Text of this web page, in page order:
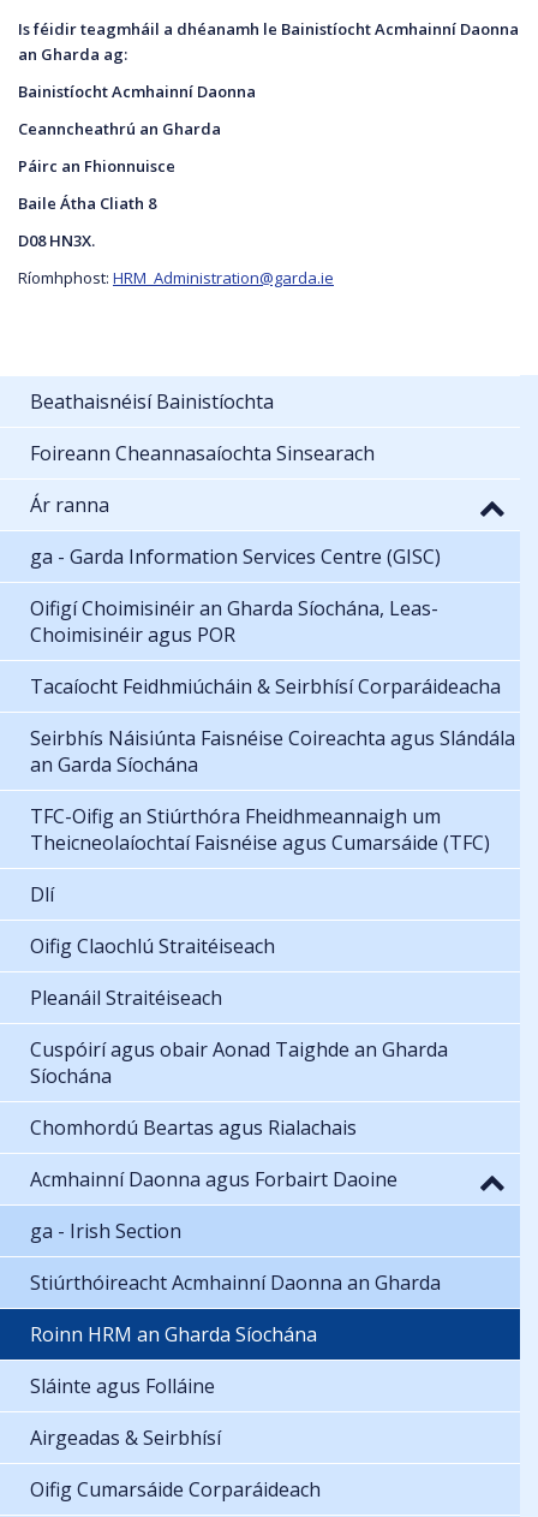
Is féidir teagmháil a dhéanamh le Bainistíocht Acmhainní Daonna
an Gharda ag:
Bainistíocht Acmhainní Daonna
Ceanncheathrú an Gharda
Páirc an Fhionnuisce
Baile Átha Cliath 8
D08 HN3X.
Ríomhphost: HRM_Administration@garda.ie
Beathaisnéisí Bainistíochta
Foireann Cheannasaíochta Sinsearach
Ár ranna
ga - Garda Information Services Centre (GISC)
Oifigí Choimisinéir an Gharda Síochána, Leas-
Choimisinéir agus POR
Tacaíocht Feidhmiúcháin & Seirbhísí Corparáideacha
Seirbhís Náisiúnta Faisnéise Coireachta agus Slándála
an Garda Síochána
TFC-Oifig an Stiúrthóra Fheidhmeannaigh um
Theicneolaíochtaí Faisnéise agus Cumarsáide (TFC)
Dlí
Oifig Claochlú Straitéiseach
Pleanáil Straitéiseach
Cuspóirí agus obair Aonad Taighde an Gharda
Síochána
Chomhordú Beartas agus Rialachais
Acmhainní Daonna agus Forbairt Daoine
ga - Irish Section
Stiúrthóireacht Acmhainní Daonna an Gharda
Roinn HRM an Gharda Síochána
Sláinte agus Folláine
Airgeadas & Seirbhísí
Oifig Cumarsáide Corparáideach